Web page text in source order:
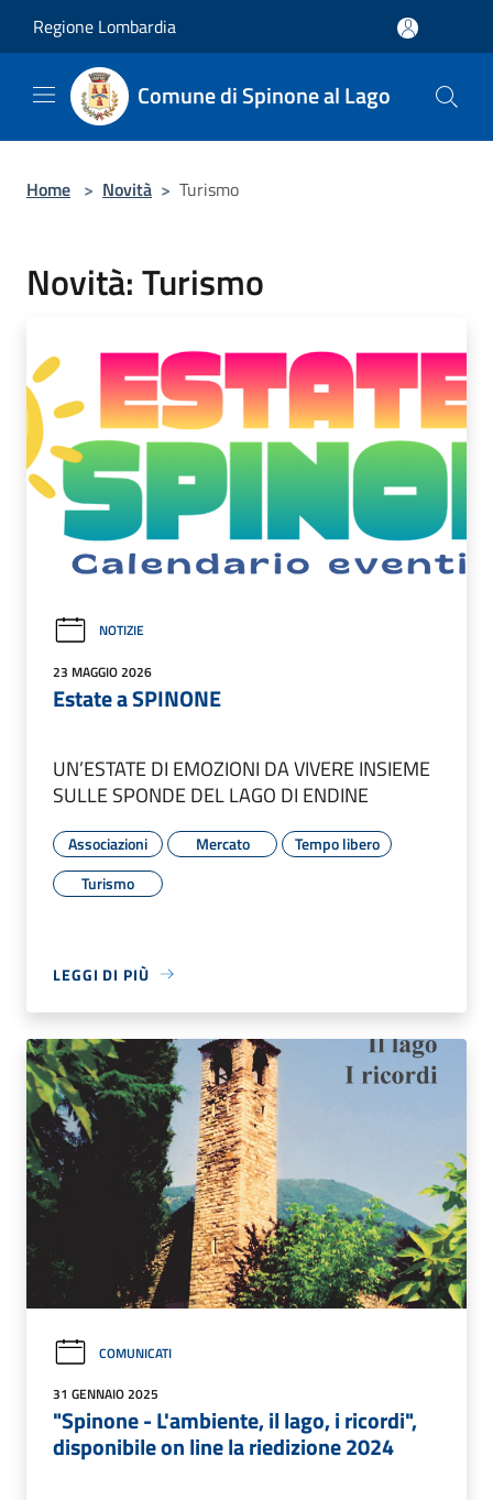
Regione Lombardia
Comune di Spinone al Lago
Home > Novità > Turismo
Novità: Turismo
NOTIZIE
23 MAGGIO 2026
Estate a SPINONE
UN’ESTATE DI EMOZIONI DA VIVERE INSIEME
SULLE SPONDE DEL LAGO DI ENDINE
Associazioni Mercato
Tempo libero
Turismo
LEGGI DI PIÙ
COMUNICATI
31 GENNAIO 2025
"Spinone - L'ambiente, il lago, i ricordi",
disponibile on line la riedizione 2024